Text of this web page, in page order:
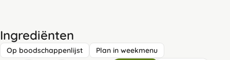
Ingrediënten
Op boodschappenlijst Plan in weekmenu